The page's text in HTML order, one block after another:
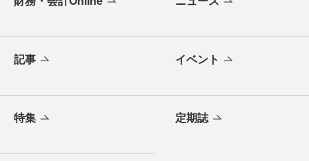
記事 イベント
特集 定期誌